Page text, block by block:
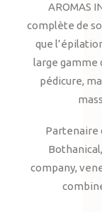
AROMAS
complète de
que
large gamme
pédicure,
Partenaire
company,